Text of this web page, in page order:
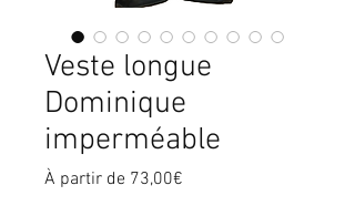
Veste longue
Dominique
imperméable
À partir de 73,00€